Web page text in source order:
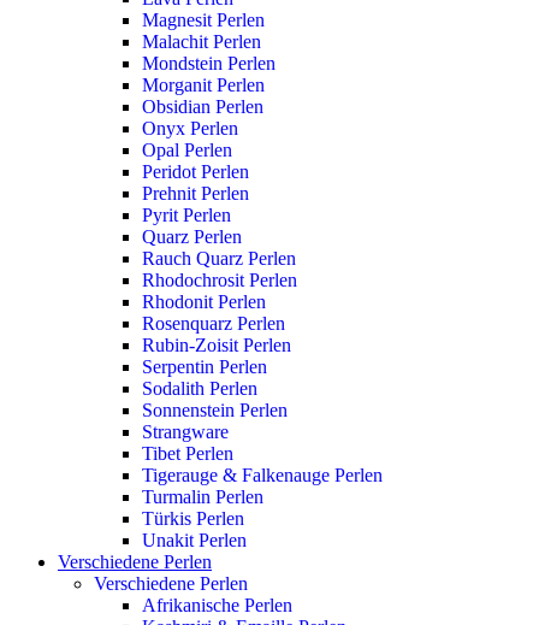
Magnesit Perlen
Malachit Perlen
Mondstein Perlen
Morganit Perlen
Obsidian Perlen
Onyx Perlen
Opal Perlen
Peridot Perlen
Prehnit Perlen
Pyrit Perlen
Quarz Perlen
Rauch Quarz Perlen
Rhodochrosit Perlen
Rhodonit Perlen
Rosenquarz Perlen
Rubin-Zoisit Perlen
Serpentin Perlen
Sodalith Perlen
Sonnenstein Perlen
Strangware
Tibet Perlen
Tigerauge & Falkenauge Perlen
Turmalin Perlen
Türkis Perlen
Unakit Perlen
Verschiedene Perlen
Verschiedene Perlen
Afrikanische Perlen